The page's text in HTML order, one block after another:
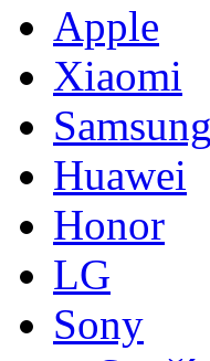
Apple
Xiaomi
Samsung
Huawei
Honor
LG
Sony